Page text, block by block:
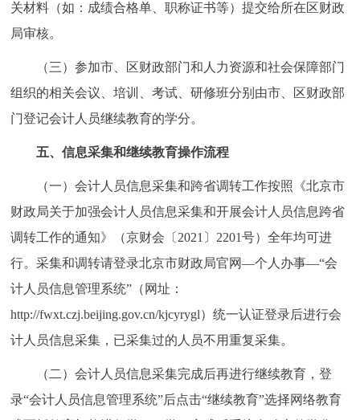
关材料（如：成绩合格单、职称证书等）提交给所在区财政
局审核。
（三）参加市、区财政部门和人力资源和社会保障部门
组织的相关会议、培训、考试、研修班分别由市、区财政部
门登记会计人员继续教育的学分。
五、信息采集和继续教育操作流程
（一）会计人员信息采集和跨省调转工作按照《北京市
财政局关于加强会计人员信息采集和开展会计人员信息跨省
调转工作的通知》（京财会〔2021〕2201号）全年均可进
行。采集和调转请登录北京市财政局官网—个人办事—“会
计人员信息管理系统”（网址：
http://fwxt.czj.beijing.gov.cn/kjcyrygl）统一认证登录后进行会
计人员信息采集，已采集过的人员不用重复采集。
（二）会计人员信息采集完成后再进行继续教育，登
录“会计人员信息管理系统”后点击“继续教育”选择网络教育